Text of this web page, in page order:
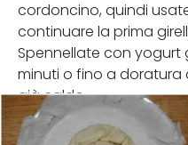
cordoncino, quindi
continuare la prima
Spennellate con yogurt
minuti o fino a doratura
già caldo.